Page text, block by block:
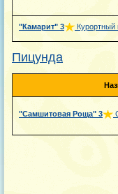
"Камарит" 3
Пицунда
"Самшитовая Роща" 3